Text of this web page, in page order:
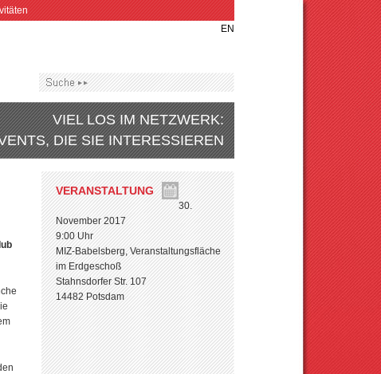
EN
VIEL LOS IM NETZWERK:
DIE SIE INTERESSIEREN
VERANSTALTUNG
30.
November 2017
9:00 Uhr
MIZ-Babelsberg, Veranstaltungsfläche
im Erdgeschoß
Stahnsdorfer Str. 107
14482 Potsdam